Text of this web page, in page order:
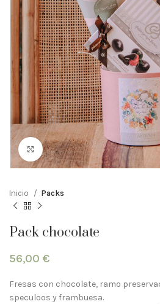
Clic para ampliar
Inicio Packs
Pack chocolate
56,00 €
Fresas con chocolate, ramo
speculoos y frambuesa.